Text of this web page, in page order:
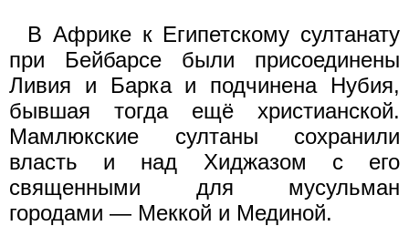
В Африке к Египетскому султанату
при Бейбарсе были присоединены
Ливия и Барка и подчинена Нубия,
бывшая тогда ещё христианской.
Мамлюкские султаны сохранили
власть и над Хиджазом с его
священными для мусульман
городами — Меккой и Мединой.